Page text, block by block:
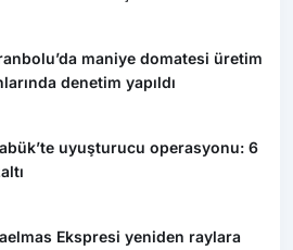
maniye domatesi üretim
denetim yapıldı
uyuşturucu operasyonu: 6
Ekspresi yeniden raylara